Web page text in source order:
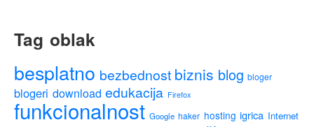
Tag oblak
besplatno bezbednost biznis blog bloger
blogeri download edukacija Firefox
funkcionalnost Google haker hosting igrica Internet